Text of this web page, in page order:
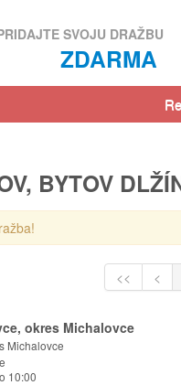
SVOJU DRAŽBU
ZDARMA
BYTOV
<< <
okres Michalovce
Michalovce
10:00